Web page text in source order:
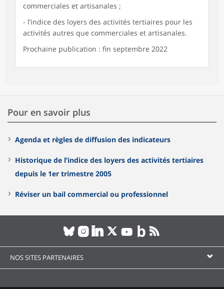
commerciales et artisanales ;
- l’indice des loyers des activités tertiaires pour les
activités autres que commerciales et artisanales.
Prochaine publication : fin septembre 2022
Pour en savoir plus
Agenda et règles de diffusion des indicateurs
Historique de l’indice des loyers des activités tertiaires
depuis le 1er trimestre 2005
Réviser un bail commercial ou professionnel
NOS SITES PARTENAIRES